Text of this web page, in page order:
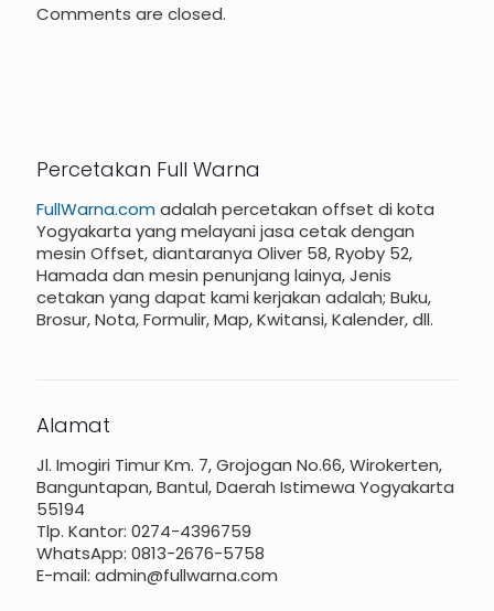
Comments are closed.
Percetakan Full Warna
FullWarna.comadalah percetakan offset di kota
Yogyakarta yang melayani jasa cetak dengan
mesin Offset, diantaranya Oliver 58, Ryoby 52,
Hamada dan mesin penunjang lainya, Jenis
cetakan yang dapat kami kerjakan adalah; Buku,
Brosur, Nota, Formulir, Map, Kwitansi, Kalender, dll.
Alamat
Jl. Imogiri Timur Km. 7, Grojogan No.66, Wirokerten,
Banguntapan, Bantul, Daerah Istimewa Yogyakarta
55194
Tlp. Kantor: 0274-4396759
WhatsApp: 0813-2676-5758
E-mail: admin@fullwarna.com